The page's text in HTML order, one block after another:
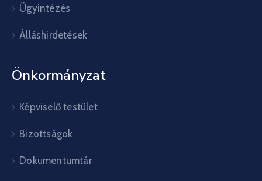
Ügyintézés
Álláshirdetések
Önkormányzat
Képviselő testület
Bizottságok
Dokumentumtár